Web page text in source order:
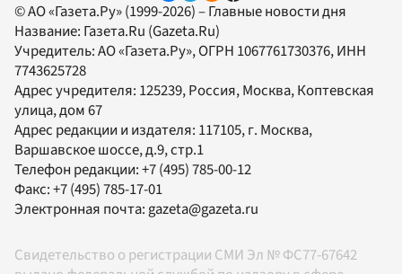
© АО «Газета.Ру» (1999-2026) – Главные новости дня
Название: Газета.Ru (Gazeta.Ru)
Учредитель:АО «Газета.Ру», ОГРН 1067761730376, ИНН
7743625728
Адрес учредителя: 125239, Россия, Москва, Коптевская
улица, дом 67
Адрес редакции и издателя: 117105, г. Москва,
Варшавское шоссе, д.9, стр.1
Телефон редакции:+7 (495) 785-00-12
Факс:+7 (495) 785-17-01
Электронная почта:gazeta@gazeta.ru
Свидетельство о регистрации СМИ Эл № ФС77-67642